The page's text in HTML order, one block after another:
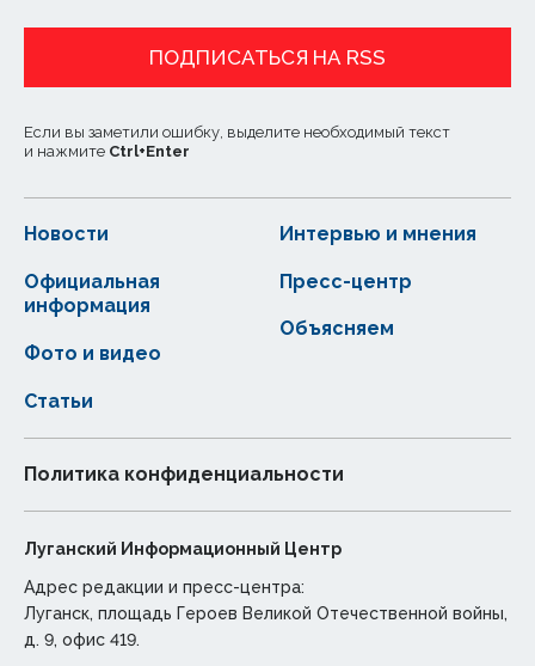
ПОДПИСАТЬСЯ НА RSS
Если вы заметили ошибку, выделите необходимый текст
и нажмите Ctrl+Enter
Новости
Статьи
Официальная
информация
Интервью и мнения
Фото и видео
Пресс-центр
Объясняем
Политика конфиденциальности
Луганский Информационный Центр
Адрес редакции и пресс-центра:
Луганск, площадь Героев Великой Отечественной войны,
д. 9, офис 419.